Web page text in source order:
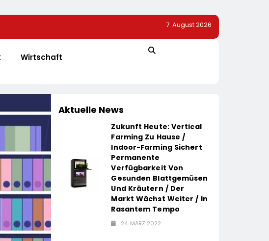
Edition
Streikaufrufe Zeigen An CineStar-Standorten Nur
Auswirkung Auf Den Kinobetrieb
7. August 2026
Wirtschaft
Aktuelle News
Zukunft Heute: Vertical
Farming Zu Hause /
Indoor-Farming Sichert
Permanente
Verfügbarkeit Von
Gesunden Blattgemüsen
Und Kräutern / Der
Markt Wächst Weiter / In
Rasantem Tempo
24. MÄRZ 2022